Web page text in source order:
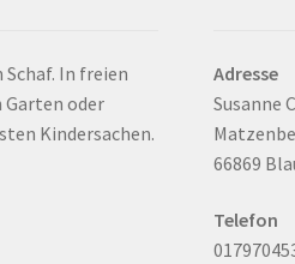
In freien
oder
Kindersachen.
Adresse
Susanne
66869
Telefon